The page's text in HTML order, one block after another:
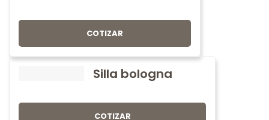
COTIZAR
Silla bologna
COTIZAR